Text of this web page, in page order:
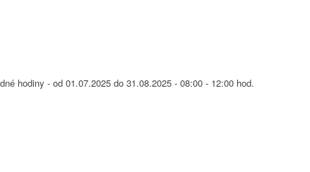
hodiny - od 01.07.2025 do 31.08.2025 - 08:00 - 12:00 hod.